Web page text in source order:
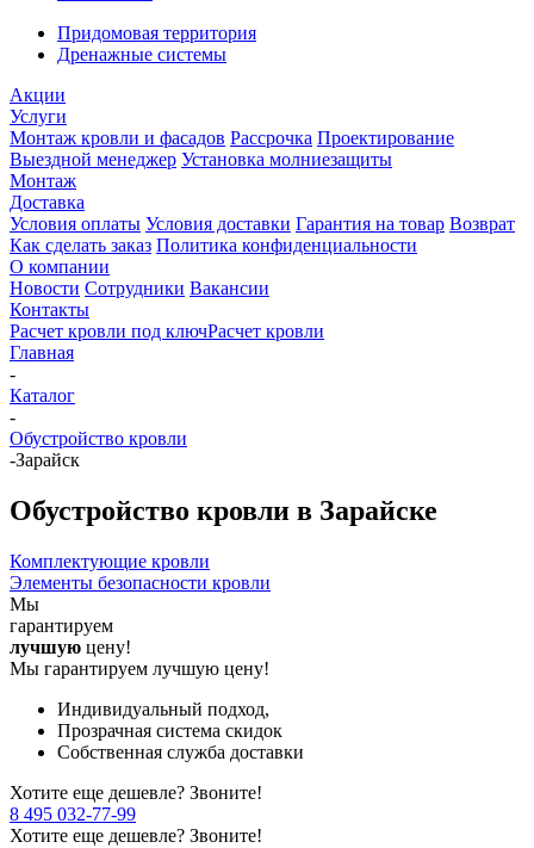
Придомовая территория
Дренажные системы
Акции
Услуги
Монтаж кровли и фасадов Рассрочка Проектирование
Выездной менеджер Установка молниезащиты
Монтаж
Доставка
Условия оплаты Условия доставки Гарантия на товар Возврат
Как сделать заказ Политика конфиденциальности
О компании
Новости Сотрудники Вакансии
Контакты
Расчет кровли под ключРасчет кровли
Главная
-
Каталог
-
Обустройство кровли
-Зарайск
Обустройство кровли в Зарайске
Комплектующие кровли
Элементы безопасности кровли
Мы
гарантируем
лучшую цену!
Мы гарантируем лучшую цену!
Индивидуальный подход,
Прозрачная система скидок
Собственная служба доставки
Хотите еще дешевле? Звоните!
8 495 032-77-99
Хотите еще дешевле? Звоните!